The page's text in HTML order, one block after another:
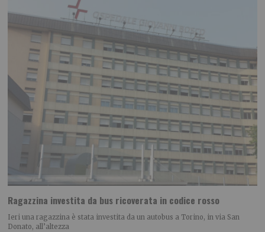
Ragazzina investita da bus ricoverata in codice rosso
Ieri una ragazzina è stata investita da un autobus a Torino, in via San
Donato, all’altezza